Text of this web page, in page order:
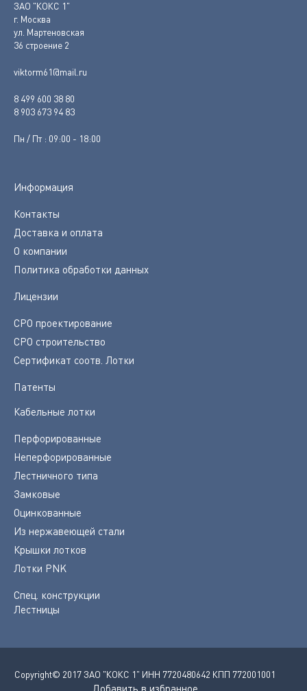
ЗАО "КОКС 1"
г. Москва
ул. Мартеновская
36 строение 2
viktorm61@mail.ru
8 499 600 38 80
8 903 673 94 83
Пн / Пт : 09:00 - 18:00
Информация
Контакты
Доставка и оплата
О компании
Политика обработки данных
Лицензии
СРО проектирование
СРО строительство
Сертификат соотв. Лотки
Патенты
Кабельные лотки
Перфорированные
Неперфорированные
Лестничного типа
Замковые
Оцинкованные
Из нержавеющей стали
Крышки лотков
Лотки PNK
Спец. конструкции
Лестницы
Copyright© 2017 ЗАО "КОКС 1" ИНН 7720480642 КПП 772001001
Добавить в избранное